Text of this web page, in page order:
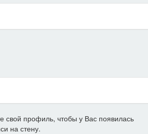
свой профиль, чтобы у Вас появилась
на стену.